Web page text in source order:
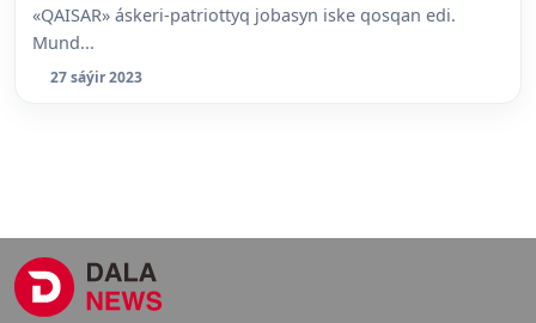
«QAISAR» áskeri-patriottyq jobasyn iske qosqan edi.
Mund...
27 sáýir 2023